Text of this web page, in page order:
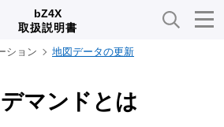
bZ4X
取扱説明書
ション 地図データの更新
マンドとは